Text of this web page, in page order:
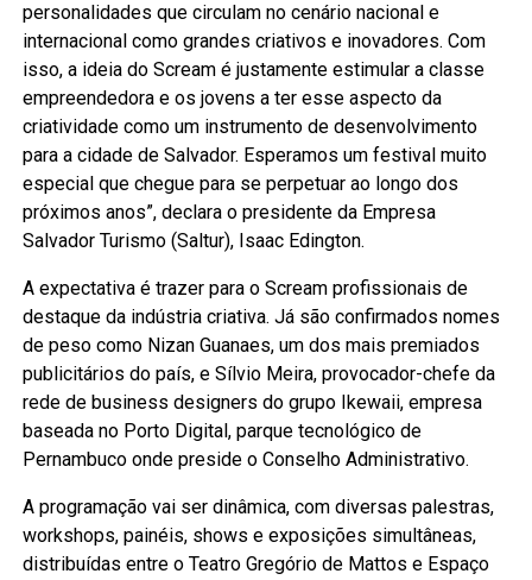
personalidades que circulam no cenário nacional e
internacional como grandes criativos e inovadores. Com
isso, a ideia do Scream é justamente estimular a classe
empreendedora e os jovens a ter esse aspecto da
criatividade como um instrumento de desenvolvimento
para a cidade de Salvador. Esperamos um festival muito
especial que chegue para se perpetuar ao longo dos
próximos anos”, declara o presidente da Empresa
Salvador Turismo (Saltur), Isaac Edington.
A expectativa é trazer para o Scream profissionais de
destaque da indústria criativa. Já são confirmados nomes
de peso como Nizan Guanaes, um dos mais premiados
publicitários do país, e Sílvio Meira, provocador-chefe da
rede de business designers do grupo Ikewaii, empresa
baseada no Porto Digital, parque tecnológico de
Pernambuco onde preside o Conselho Administrativo.
A programação vai ser dinâmica, com diversas palestras,
workshops, painéis, shows e exposições simultâneas,
distribuídas entre o Teatro Gregório de Mattos e Espaço